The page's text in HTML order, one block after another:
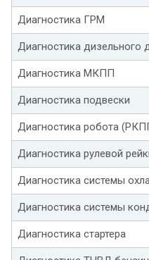
Диагностика ГРМ
Диагностика дизельного
Диагностика МКПП
Диагностика подвески
Диагностика робота
Диагностика рулевой
Диагностика системы
Диагностика системы
Диагностика стартера